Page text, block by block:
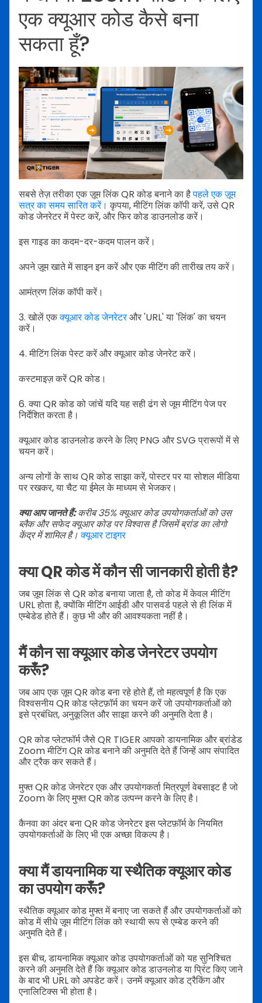
एक क्यूआर कोड कैसे बना
सकता हूँ?
सबसे तेज़ तरीका एक ज़ूम लिंक QR कोड बनाने का हैपहले एक ज़ूम
सत्र का समय सारित करें। कृपया, मीटिंग लिंक कॉपी करें, उसे QR
कोड जेनरेटर में पेस्ट करें, और फिर कोड डाउनलोड करें।
इस गाइड का कदम-दर-कदम पालन करें।
अपने ज़ूम खाते में साइन इन करें और एक मीटिंग की तारीख तय करें।
आमंत्रण लिंक कॉपी करें।
3. खोलें एकक्यूआर कोड जेनरेटरऔर 'URL' या 'लिंक' का चयन
करें।
4. मीटिंग लिंक पेस्ट करें और क्यूआर कोड जेनरेट करें।
कस्टमाइज़ करें QR कोड।
6. क्या QR कोड को जांचें यदि यह सही ढंग से जूम मीटिंग पेज पर
निर्देशित करता है।
क्यूआर कोड डाउनलोड करने के लिए PNG और SVG प्रारूपों में से
चयन करें।
अन्य लोगों के साथ QR कोड साझा करें, पोस्टर पर या सोशल मीडिया
पर रखकर, या चैट या ईमेल के माध्यम से भेजकर।
क्या आप जानते हैं:करीब 35% क्यूआर कोड उपयोगकर्ताओं को उस
ब्लैक और सफेद क्यूआर कोड पर विश्वास है जिसमें ब्रांड का लोगो
केंद्र में शामिल है।क्यूआर टाइगर
क्या QR कोड में कौन सी जानकारी होती है?
जब ज़ूम लिंक से QR कोड बनाया जाता है, तो कोड में केवल मीटिंग
URL होता है, क्योंकि मीटिंग आईडी और पासवर्ड पहले से ही लिंक में
एम्बेडेड होते हैं। कुछ भी और की आवश्यकता नहीं है।
मैं कौन सा क्यूआर कोड जेनरेटर उपयोग
करूँ?
जब आप एक ज़ूम QR कोड बना रहे होते हैं, तो महत्वपूर्ण है कि एक
विश्वसनीय QR कोड प्लेटफ़ॉर्म का चयन करें जो उपयोगकर्ताओं को
इसे प्रबंधित, अनुकूलित और साझा करने की अनुमति देता है।
QR कोड प्लेटफॉर्म जैसे QR TIGER आपको डायनामिक और ब्रांडेड
Zoom मीटिंग QR कोड बनाने की अनुमति देते हैं जिन्हें आप संपादित
और ट्रैक कर सकते हैं।
मुफ्त QR कोड जेनरेटर एक और उपयोगकर्ता मित्रपूर्ण वेबसाइट है जो
Zoom के लिए मुफ्त QR कोड उत्पन्न करने के लिए है।
कैनवा का अंदर बना QR कोड जेनरेटर इस प्लेटफ़ॉर्म के नियमित
उपयोगकर्ताओं के लिए भी एक अच्छा विकल्प है।
क्या मैं डायनामिक या स्थैतिक क्यूआर कोड
का उपयोग करूँ?
स्थैतिक क्यूआर कोड मुफ्त में बनाए जा सकते हैं और उपयोगकर्ताओं को
कोड में सीधे ज़ूम मीटिंग लिंक को स्थायी रूप से एम्बेड करने की
अनुमति देते हैं।
इस बीच, डायनामिक क्यूआर कोड उपयोगकर्ताओं को यह सुनिश्चित
करने की अनुमति देते हैं कि क्यूआर कोड डाउनलोड या प्रिंट किए जाने
के बाद भी URL को अपडेट करें। उनमें क्यूआर कोड ट्रैकिंग और
एनालिटिक्स भी होता है।